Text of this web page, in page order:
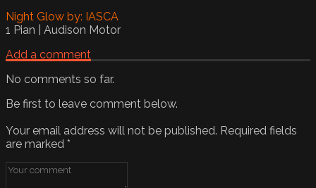
Night Glow by: IASCA
1 Pian | Audison Motor
Add a comment
No comments so far.
Be first to leave comment below.
Your email address will not be published. Required fields
are marked *